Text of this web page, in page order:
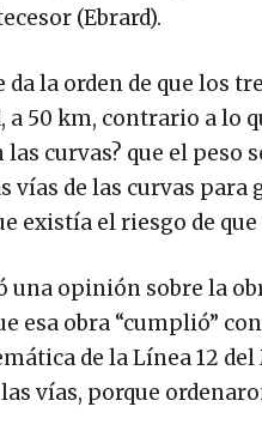
(Ebrard).
la orden de que los
50 km, contrario a lo
curvas? que el peso
de las curvas para
existía el riesgo de
una opinión sobre la
obra “cumplió”
de la Línea 12
vías, porque